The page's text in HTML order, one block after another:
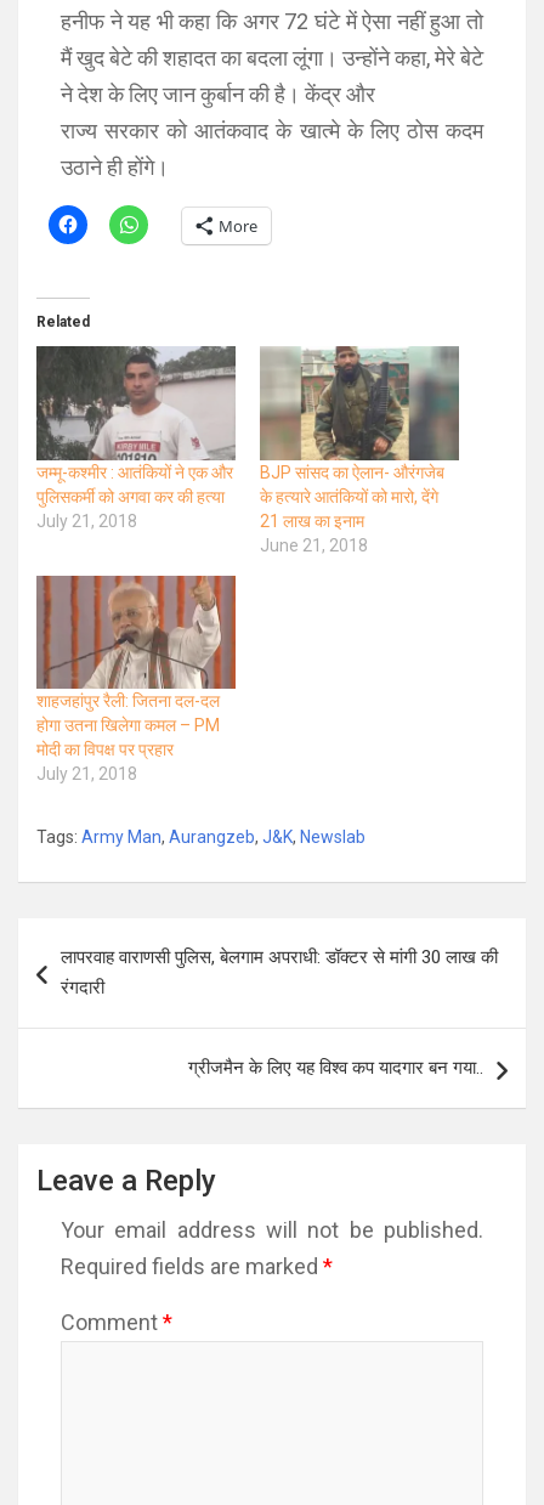
हनीफ ने यह भी कहा कि अगर 72 घंटे में ऐसा नहीं हुआ तो
मैं खुद बेटे की शहादत का बदला लूंगा। उन्होंने कहा, मेरे बेटे
ने देश के लिए जान कुर्बान की है। केंद्र और
राज्य सरकार को आतंकवाद के खात्मे के लिए ठोस कदम
उठाने ही होंगे।
More
Related
जम्मू-कश्मीर : आतंकियों ने एक और
पुलिसकर्मी को अगवा कर की हत्या
July 21, 2018
BJP सांसद का ऐलान- औरंगजेब
के हत्यारे आतंकियों को मारो, देंगे
21 लाख का इनाम
June 21, 2018
शाहजहांपुर रैली: जितना दल-दल
होगा उतना खिलेगा कमल – PM
मोदी का विपक्ष पर प्रहार
July 21, 2018
Tags: Army Man, Aurangzeb, J&K, Newslab
navigation
लापरवाह वाराणसी पुलिस, बेलगाम अपराधी: डॉक्टर से मांगी 30 लाख की
रंगदारी
ग्रीजमैन के लिए यह विश्व कप यादगार बन गया..
Leave a Reply
Your email address will not be published.
Required fields are marked *
Comment*